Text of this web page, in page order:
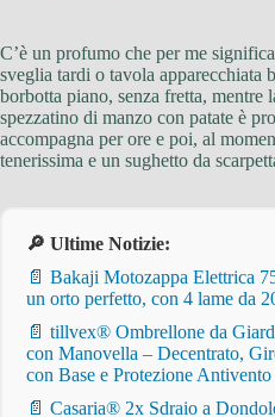
C’è un profumo che per me
sveglia tardi o tavola apparecchiata
borbotta piano, senza fretta, mentre
spezzatino di manzo con patate è
accompagna per ore e poi, al
tenerissima e un sughetto da
🔎 Ultime Notizie:
📄 Bakaji Motozappa Elettrica
un orto perfetto, con 4 lame da
📄 tillvex® Ombrellone da
con Manovella – Decentrato,
con Base e Protezione Antivento
📄 Casaria® 2x Sdraio a